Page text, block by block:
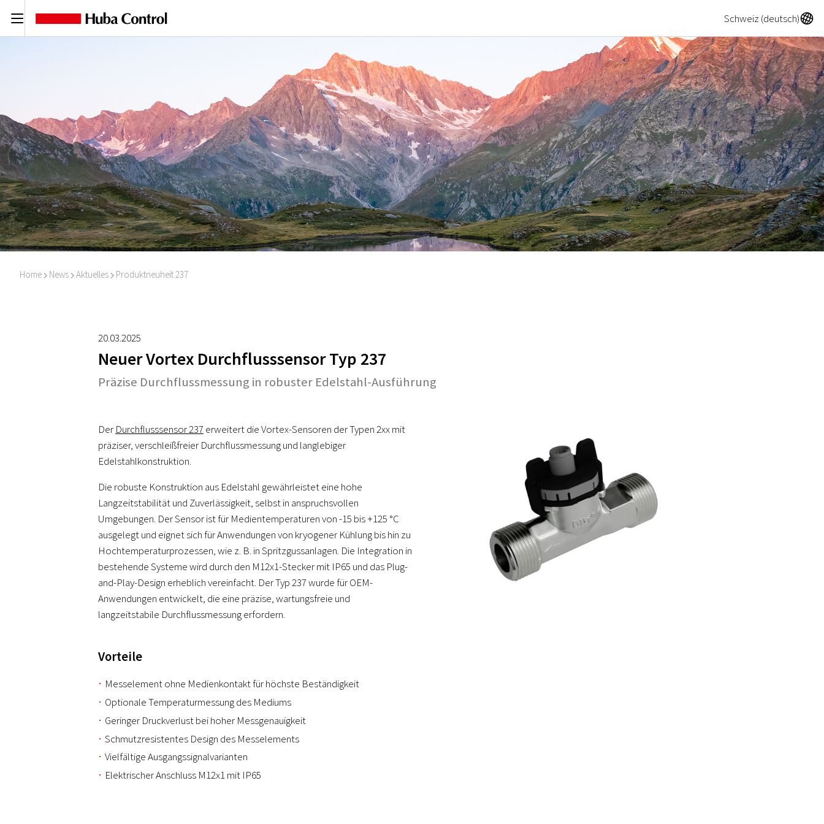
C Schweiz (deutsch)A
Home I News I Aktuelles I Produktneuheit 237
20.03.2025
Neuer Vortex Durchflusssensor Typ 237
Präzise Durchflussmessung in robuster Edelstahl-Ausführung
Der Durchflusssensor 237 erweitert die Vortex-Sensoren der Typen 2xx mit
präziser, verschleißfreier Durchflussmessung und langlebiger
Edelstahlkonstruktion.
Die robuste Konstruktion aus Edelstahl gewährleistet eine hohe
Langzeitstabilität und Zuverlässigkeit, selbst in anspruchsvollen
Umgebungen. Der Sensor ist für Medientemperaturen von -15 bis +125 °C
ausgelegt und eignet sich für Anwendungen von kryogener Kühlung bis hin zu
Hochtemperaturprozessen, wie z. B. in Spritzgussanlagen. Die Integration in
bestehende Systeme wird durch den M12x1-Stecker mit IP65 und das Plug-
and-Play-Design erheblich vereinfacht. Der Typ 237 wurde für OEM-
Anwendungen entwickelt, die eine präzise, wartungsfreie und
langzeitstabile Durchflussmessung erfordern.
Vorteile
Messelement ohne Medienkontakt für höchste Beständigkeit
Optionale Temperaturmessung des Mediums
Geringer Druckverlust bei hoher Messgenauigkeit
Schmutzresistentes Design des Messelements
Vielfältige Ausgangssignalvarianten
Elektrischer Anschluss M12x1 mit IP65